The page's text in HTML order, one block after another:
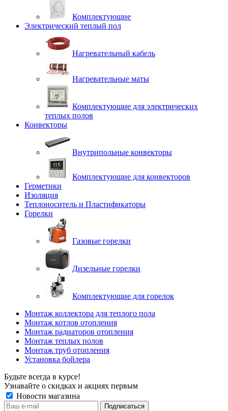
Комплектующие
Электрический теплый пол
Нагревательный кабель
Нагревательные маты
Комплектующие для электрических
теплых полов
Конвекторы
Внутрипольные конвекторы
Комплектующие для конвекторов
Герметики
Изоляция
Теплоноситель и Пластификаторы
Горелки
Газовые горелки
Дизельные горелки
Комплектующие для горелок
Монтаж коллектора для теплого пола
Монтаж котлов отопления
Монтаж радиаторов отопления
Монтаж теплых полов
Монтаж труб отопления
Установка бойлера
Будьте всегда в курсе!
Узнавайте о скидках и акциях первым
Новости магазина